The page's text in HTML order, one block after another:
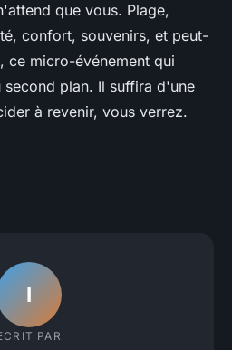
que vous. Plage,
confort, souvenirs, et peut-
ce micro-événement qui
second plan. Il suffira d'une
à revenir, vous verrez.
I
PAR